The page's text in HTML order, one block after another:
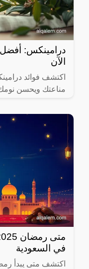
الآن
اكتشف فوائد
مناعتك ويحسن
في السعودية